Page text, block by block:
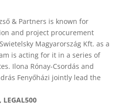
& Partners is known for
and project procurement
Magyarország Kft. as a
is acting for it in a series of
Ilona Rónay-Csordás and
Fenyőházi jointly lead the